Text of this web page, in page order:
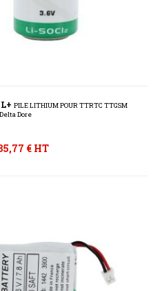
PILE LITHIUM POUR TTRTC TTGSM
Dore
€ HT